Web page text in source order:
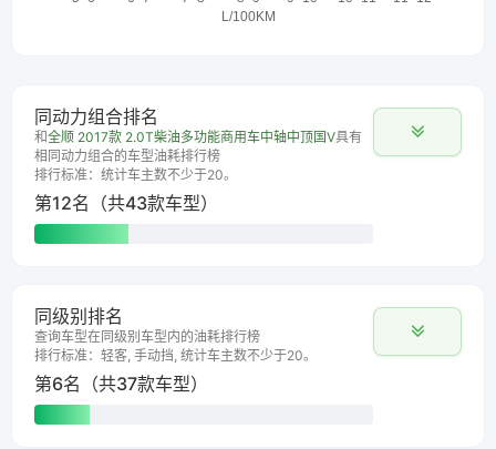
同动力组合排名
和全顺 2017款 2.0T柴油多功能商用车中轴中顶国V具有
相同动力组合的车型油耗排行榜
排行标准：统计车主数不少于20。
第12名（共43款车型）
同级别排名
查询车型在同级别车型内的油耗排行榜
排行标准：轻客, 手动挡, 统计车主数不少于20。
第6名（共37款车型）